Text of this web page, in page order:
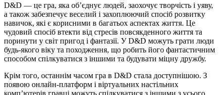
D&D — це гра, яка об’єднує людей, заохочує творчість і уяву,
а також забезпечує веселий і захоплюючий спосіб розвитку
навичок, які є корисними в багатьох аспектах життя. Це
чудовий спосіб втекти від стресів повсякденного життя та
поринути у світ пригод і фантазії. У D&D можуть грати люди
будь-якого віку та походження, що робить його фантастичним
способом спілкуватися з іншими та будувати міцну дружбу.
Крім того, останнім часом гра в D&D стала доступнішою. З
появою онлайн-платформ і віртуальних настільних
комп’ютерів гравці можуть спілкуватися з іншими з усього